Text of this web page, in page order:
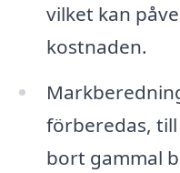
vilket kan
kostnaden.
förberedas,
bort gammal